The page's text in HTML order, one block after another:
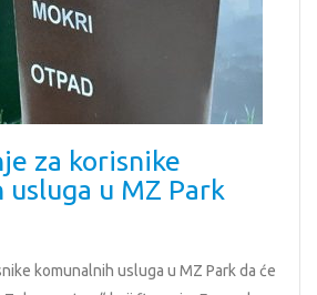
za korisnike
usluga u MZ Park
komunalnih usluga u MZ Park da će